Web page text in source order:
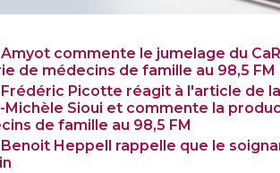
Amyot commente le jumelage du
de médecins de famille au 98,5 FM
Frédéric Picotte réagit à l'article de
Michèle Sioui et commente la
de famille au 98,5 FM
Benoit Heppell rappelle que le